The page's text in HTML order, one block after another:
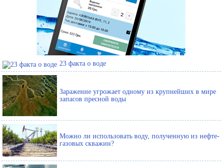
23 факта о воде
Заражение угрожает одному из крупнейших в мире
запасов пресной воды
Можно ли использовать воду, полученную из нефте-
газовых скважин?